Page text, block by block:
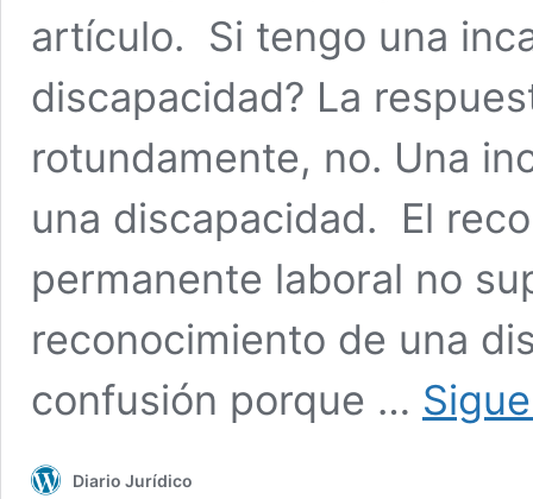
artículo. Si tengo una
discapacidad? La
rotundamente, no. Una
una discapacidad. El
permanente laboral no
reconocimiento de una
confusión porque …
Diario Jurídico